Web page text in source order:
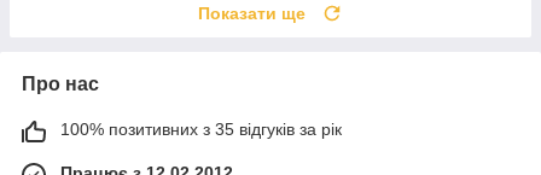
Показати ще
Про нас
100% позитивних з 35 відгуків за рік